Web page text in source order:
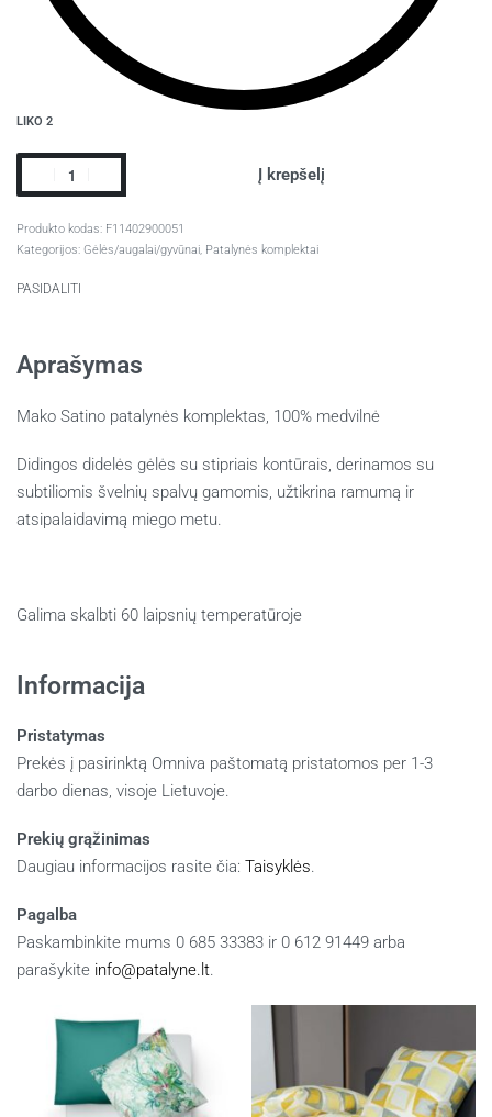
LIKO 2
Į krepšelį
F11402900051
Kategorijos: Gėlės/augalai/gyvūnai, Patalynės komplektai
PASIDALITI
Aprašymas
Mako Satino patalynės komplektas, 100% medvilnė
Didingos didelės gėlės su stipriais kontūrais, derinamos su
subtiliomis švelnių spalvų gamomis, užtikrina ramumą ir
atsipalaidavimą miego metu.
Galima skalbti 60 laipsnių temperatūroje
Informacija
Pristatymas
Prekės į pasirinktą Omniva paštomatą pristatomos per 1-3
darbo dienas, visoje Lietuvoje.
Prekių grąžinimas
Daugiau informacijos rasite čia: Taisyklės.
Pagalba
Paskambinkite mums 0 685 33383 ir 0 612 91449 arba
parašykite info@patalyne.lt.
Panašūs produktai